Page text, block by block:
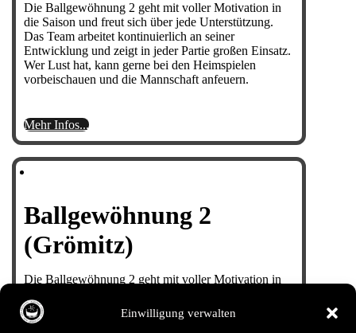
Einwilligung verwalten
Die Ballgewöhnung 2 geht mit voller Motivation in
die Saison und freut sich über jede Unterstützung.
Das Team arbeitet kontinuierlich an seiner
Entwicklung und zeigt in jeder Partie großen Einsatz.
Wer Lust hat, kann gerne bei den Heimspielen
vorbeischauen und die Mannschaft anfeuern.
Mehr Infos...
Ballgewöhnung 2
(Grömitz)
Die Ballgewöhnung 2 geht mit voller Motivation in
Das Team arbeitet kontinuierlich an seiner
Entwicklung und zeigt in jeder Partie großen Einsatz.